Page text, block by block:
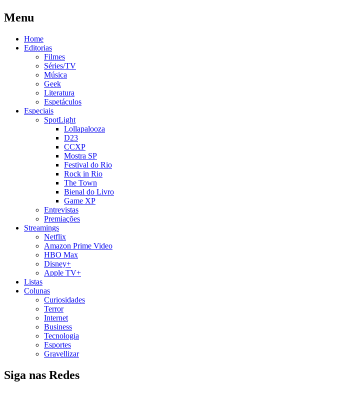
Menu
Home
Editorias
Filmes
Séries/TV
Música
Geek
Literatura
Espetáculos
Especiais
SpotLight
Lollapalooza
D23
CCXP
Mostra SP
Festival do Rio
Rock in Rio
The Town
Bienal do Livro
Game XP
Entrevistas
Premiações
Streamings
Netflix
Amazon Prime Video
HBO Max
Disney+
Apple TV+
Listas
Colunas
Curiosidades
Terror
Internet
Business
Tecnologia
Esportes
Gravellizar
Siga nas Redes